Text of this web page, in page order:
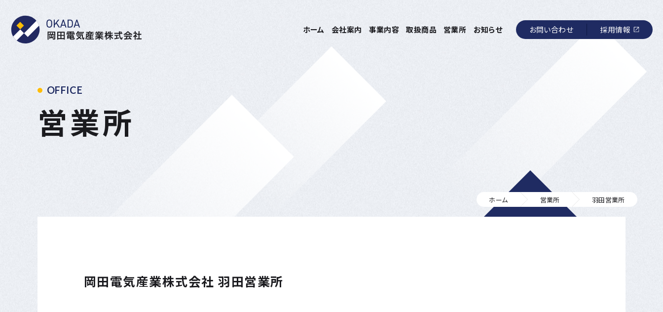
ホーム
会社案内 事業内容 取扱商品 営業所 お知らせ お問い合わせ 採用情報
OFFICE
営業所
ホーム 営業所 羽田営業所
岡田電気産業株式会社 羽田営業所